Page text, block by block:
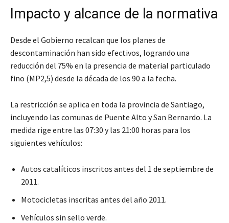
Impacto y alcance de la normativa
Desde el Gobierno recalcan que los planes de
descontaminación han sido efectivos, logrando una
reducción del 75% en la presencia de material particulado
fino (MP2,5) desde la década de los 90 a la fecha.
La restricción se aplica en toda la provincia de Santiago,
incluyendo las comunas de Puente Alto y San Bernardo. La
medida rige entre las 07:30 y las 21:00 horas para los
siguientes vehículos:
Autos catalíticos inscritos antes del 1 de septiembre de
2011.
Motocicletas inscritas antes del año 2011.
Vehículos sin sello verde.